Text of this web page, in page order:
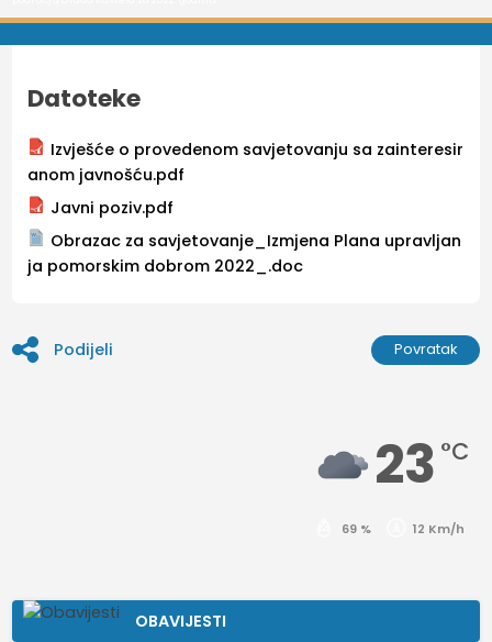
Datoteke
Izvješće o provedenom savjetovanju sa zainteresir
anom javnošću.pdf
Javni poziv.pdf
Obrazac za savjetovanje_Izmjena Plana upravljan
ja pomorskim dobrom 2022_.doc
Podijeli Povratak
23 °C
69 % 12 Km/h
OBAVIJESTI